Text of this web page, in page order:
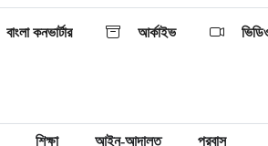
বাংলা কনভার্টার আর্কাইভ
শিক্ষা আইন-আদালত প্রবাস